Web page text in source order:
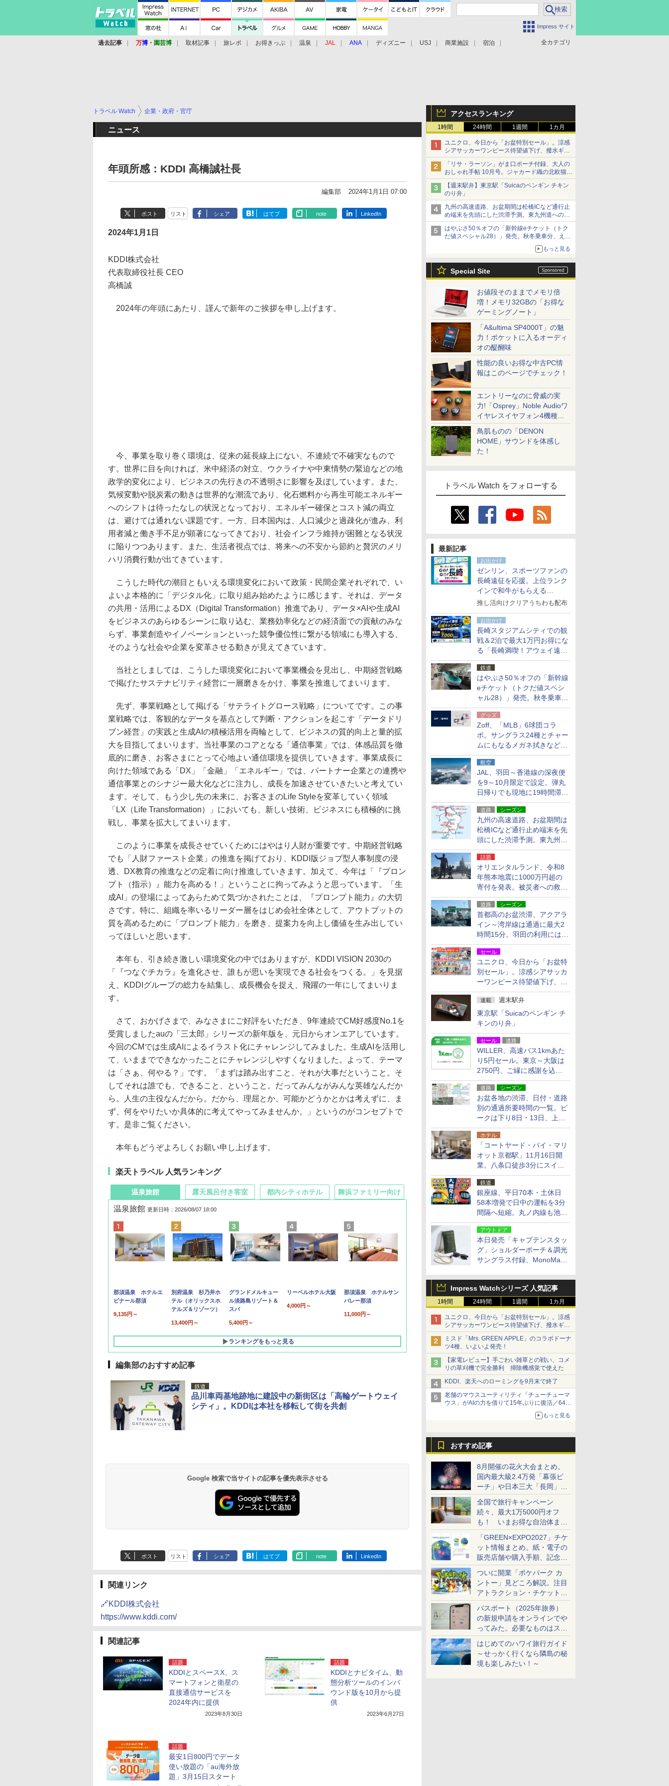
Impress サイト
全カテゴリ
過去記事 万博 ・ 園芸博 取材記事 旅レポ お得きっぷ 温泉 JAL ANA ディズニー USJ 商業施設 宿泊
アクセスランキング
1時間 24時間 1週間 1カ月
ユニクロ、今日から「お盆特別セール」。涼感
シアサッカーワンピース待望値下げ、撥水ギア
ショーツは1990円に
「リサ・ラーソン」がま口ポーチ付録、大人の
おしゃれ手帖 10月号。ジャカード織の北欧猫デ
ザイン
【週末駅弁】東京駅「Suicaのペンギン チキン
のり弁」
九州の高速道路、お盆期間は松橋ICなど通行止
め端末を先頭にした渋滞予測。東九州道への迂
回は料金調整を実施
はやぶさ50％オフの「新幹線eチケット（トク
だ値スペシャル28）」発売。秋冬乗車分、えき
もっと見る
Special Site
お値段そのままでメモリ倍
増！メモリ32GBの「お得な
ゲーミングノート」
「A&ultima SP4000T」の魅
力！ポケットに入るオーディ
オの醍醐味
性能の良いお得な中古PC情
報はこのページでチェック！
エントリーなのに脅威の実
力!「Osprey」Noble Audioワ
イヤレスイヤフォン4機種を
一気に聴く
鳥肌ものの「DENON
HOME」サウンドを体感し
た！
トラベル Watch をフォローする
最新記事
お出かけ
ゼンリン、スポーツファンの
長崎遠征を応援。上位ランク
インで和牛がもらえる
「GO！GO！長崎スタンプラ
推し活向けクリアうちわも配布
お出かけ
長崎スタジアムシティでの観
戦＆2泊で最大1万円お得にな
る「長崎満喫！アウェイ遠征
応援キャンペーン」
鉄道
はやぶさ50％オフの「新幹線
eチケット（トクだ値スペシ
ャル28）」発売。秋冬乗車
分、えきねっと限定
グッズ
Zoff、「MLB」6球団コラ
ボ。サングラス24種とチャー
ムにもなるメガネ拭きなど雑
貨24種
航空
JAL、羽田～香港線の深夜便
を9～10月限定で設定。弾丸
日帰りでも現地に19時間滞在
できる
道路 シーズン
九州の高速道路、お盆期間は
松橋ICなど通行止め端末を先
頭にした渋滞予測。東九州道
への迂回は料金調整を実施
話題
オリエンタルランド、令和8
年熊本地震に1000万円超の
寄付を発表。被災者への救援
活動・復旧支援
道路 シーズン
首都高のお盆渋滞、アクアラ
イン～湾岸線は通過に最大2
時間15分。羽田の利用には
「空港西出口」の利用検討を
セール
ユニクロ、今日から「お盆特
別セール」。涼感シアサッカ
ーワンピース待望値下げ、撥
水ギアショーツは1990円に
連載 週末駅弁
東京駅「Suicaのペンギン チ
キンのり弁」
セール 道路
WILLER、高速バス1kmあた
り5円セール。東京～大阪は
2750円、ご縁に感謝を込め
た20周年記念キャンペーン
道路 シーズン
お盆各地の渋滞、日付・道路
別の通過所要時間の一覧。ピ
ークは下り8日・13日、上り
14日・15日
ホテル
「コートヤード・バイ・マリ
オット京都駅」11月16日開
業。八条口徒歩3分にスイー
ト含む全270室、ダイニング
も併設
鉄道
銀座線、平日70本・土休日
58本増発で日中の運転を3分
間隔へ短縮。丸ノ内線も池袋
～中野坂上を4分間隔に
アウトドア
本日発売「キャプテンスタッ
グ」ショルダーポーチ＆調光
サングラス付録、MonoMax
Impress Watchシリーズ 人気記事
1時間 24時間 1週間 1カ月
ユニクロ、今日から「お盆特別セール」。涼感
シアサッカーワンピース待望値下げ、撥水ギア
ショーツは1990円に
ミスド「Mrs. GREEN APPLE」のコラボドーナ
ツ4種、いよいよ発売！
【家電レビュー】手ごわい雑草との戦い、コメ
リの草刈機で完全勝利 掃除機感覚で使えた
KDDI、楽天へのローミングを9月末で終了
老舗のマウスユーティリティ「チューチューマ
ウス」がAIの力を借りて15年ぶりに復活／64bit
化、Windows 10/11、「Chrome」も走り回
る。復活記念で2026年末まで500円
もっと見る
おすすめ記事
8月開催の花火大会まとめ。
国内最大級2.4万発「幕張ビ
ーチ」や日本三大「長岡」な
ど大型イベント目白押し！
全国で旅行キャンペーン
続々、最大1万5000円オフ
も！ いまお得な自治体まと
め
「GREEN×EXPO2027」チケ
ット情報まとめ。紙・電子の
販売店舗や購入手順、記念チ
ケットも解説
ついに開業「ポケパーク カ
ントー」見どころ解説。注目
アトラクション・チケット手
配・来場前に必要な準備は？
パスポート（2025年旅券）
の新規申請をオンラインでや
ってみた。必要なものはスマ
ホとマイナカードのみ
はじめてのハワイ旅行ガイド
～せっかく行くなら隣島の秘
境も楽しみたい！～
トラベル Watch 企業・政府・官庁
ニュース
年頭所感：KDDI 高橋誠社長
編集部 2024年1月1日 07:00
ポスト リスト シェア はてブ note LinkedIn
2024年1月1日
KDDI株式会社
代表取締役社長 CEO
高橋誠
2024年の年頭にあたり、謹んで新年のご挨拶を申し上げます。
今、事業を取り巻く環境は、従来の延長線上にない、不連続で不確実なもので
す。世界に目を向ければ、米中経済の対立、ウクライナや中東情勢の緊迫などの地
政学的変化により、ビジネスの先行きの不透明さに影響を及ぼしています。また、
気候変動や脱炭素の動きは世界的な潮流であり、化石燃料から再生可能エネルギー
へのシフトは待ったなしの状況となっており、エネルギー確保とコスト減の両立
は、避けては通れない課題です。一方、日本国内は、人口減少と過疎化が進み、利
用者減と働き手不足が顕著になってきており、社会インフラ維持が困難となる状況
に陥りつつあります。また、生活者視点では、将来への不安から節約と贅沢のメリ
ハリ消費行動が出てきています。
こうした時代の潮目ともいえる環境変化において政策・民間企業それぞれで、い
よいよ本格的に「デジタル化」に取り組み始めたように感じます。それは、データ
の共用・活用によるDX（Digital Transformation）推進であり、データ×AIや生成AI
をビジネスのあらゆるシーンに取り込む、業務効率化などの経済面での貢献のみな
らず、事業創造やイノベーションといった競争優位性に繋がる領域にも導入する、
そのような社会や企業を変革させる動きが見えてきています。
当社としましては、こうした環境変化において事業機会を見出し、中期経営戦略
で掲げたサステナビリティ経営に一層磨きをかけ、事業を推進してまいります。
先ず、事業戦略として掲げる「サテライトグロース戦略」についてです。この事
業戦略では、客観的なデータを基点として判断・アクションを起こす「データドリ
ブン経営」の実践と生成AIの積極活用を両輪として、ビジネスの質的向上と量的拡
大を目指してまいります。当社事業のコアとなる「通信事業」では、体感品質を徹
底的に磨き、お客さまにとって心地よい通信環境を提供していきます。事業成長に
向けた領域である「DX」「金融」「エネルギー」では、パートナー企業との連携や
通信事業とのシナジー最大化などに注力し、成長を加速させていきたいと考えてい
ます。そして、もう少し先の未来に、お客さまのLife Styleを変革していく領域
「LX（Life Transformation）」においても、新しい技術、ビジネスにも積極的に挑
戦し、事業を拡大してまいります。
このように事業を成長させていくためにはやはり人財が重要です。中期経営戦略
でも「人財ファースト企業」の推進を掲げており、KDDI版ジョブ型人事制度の浸
透、DX教育の推進などの定着に向け推進していきます。加えて、今年は「『プロン
プト（指示）』能力を高める！」ということに拘ってみようと思っています。「生
成AI」の登場によってあらためて気づかされたことは、『プロンプト能力』の大切
さです。特に、組織を率いるリーダー層をはじめ会社全体として、アウトプットの
質を高めるために「プロンプト能力」を磨き、提案力を向上し価値を生み出してい
ってほしいと思います。
本年も、引き続き激しい環境変化の中ではありますが、KDDI VISION 2030の
「『つなぐチカラ』を進化させ、誰もが思いを実現できる社会をつくる。」を見据
え、KDDIグループの総力を結集し、成長機会を捉え、飛躍の一年にしてまいりま
す。
さて、おかげさまで、みなさまにご好評をいただき、9年連続でCM好感度No.1を
受賞しましたauの「三太郎」シリーズの新年版を、元日からオンエアしています。
今回のCMでは生成AIによるイラスト化にチャレンジしてみました。生成AIを活用し
て、いままでできなかったことにチャレンジしやすくなりました。よって、テーマ
は「さぁ、何やる？」です。「まずは踏み出すこと、それが大事だということ。そ
してそれは誰でも、できること、ということ。だってみんながみんな英雄なんだか
ら。人生の主役なんだから。だから、理屈とか、可能かどうかとかは考えずに、ま
ず、何をやりたいか具体的に考えてやってみませんか。」というのがコンセプトで
す。是非ご覧ください。
本年もどうぞよろしくお願い申し上げます。
楽天トラベル 人気ランキング
温泉旅館
温泉旅館 更新日時：2026/08/07 18:00
那須温泉 ホテルエ
ピナール那須
9,135円～
別府温泉 杉乃井ホ
テル（オリックスホ
テルズ＆リゾーツ）
13,400円～
グランドメルキュー
ル淡路島リゾート＆
スパ
5,400円～
リーベルホテル大阪
4,000円～
那須温泉 ホテルサン
バレー那須
11,000円～
ランキングをもっと見る
露天風呂付き客室
10,450円～
19,541円～
都内シティホテル 舞浜ファミリー向け
7,950円～
5,758円～
編集部のおすすめ記事
鉄道
品川車両基地跡地に建設中の新街区は「高輪ゲートウェイ
シティ」。KDDIは本社を移転して街を共創
Google 検索で当サイトの記事を優先表示させる
ポスト リスト シェア はてブ note LinkedIn
関連リンク
🔗KDDI株式会社
https://www.kddi.com/
関連記事
話題
KDDIとスペースX、ス
マートフォンと衛星の
直接通信サービスを
2024年内に提供
2023年8月30日
話題
KDDIとナビタイム、動
態分析ツールのインバ
ウンド版を10月から提
供
2023年6月27日
話題
最安1日800円でデータ
使い放題の「au海外放
題」3月15日スタート